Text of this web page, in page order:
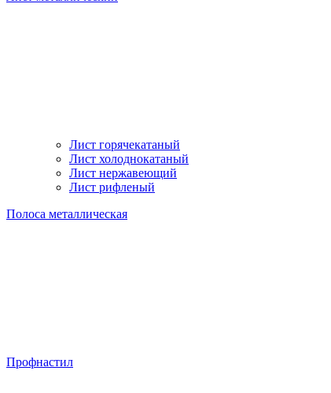
Лист горячекатаный
Лист холоднокатаный
Лист нержавеющий
Лист рифленый
Полоса металлическая
Профнастил